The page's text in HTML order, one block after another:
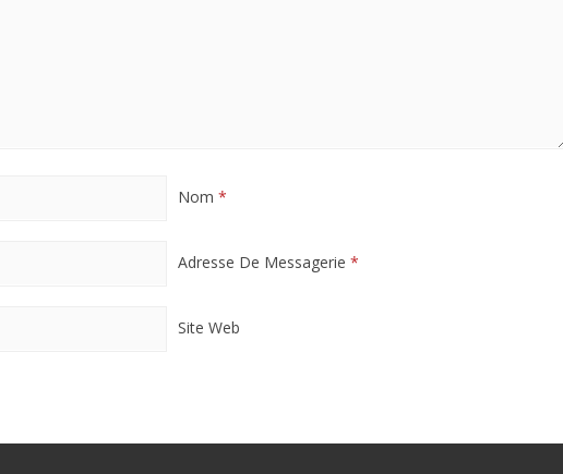
Nom *
Adresse De Messagerie *
Site Web